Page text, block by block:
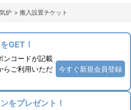
炉 > 搬入設置チケット
GET！
ンコードが記載
らご利用いただ
今すぐ新規会員登録
をプレゼント！